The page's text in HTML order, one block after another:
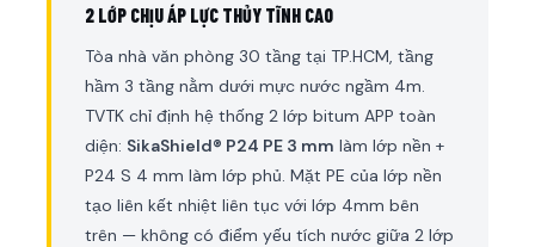
2 LỚP CHỊU ÁP LỰC THỦY TĨNH CAO
Tòa nhà văn phòng 30 tầng tại TP.HCM, tầng
hầm 3 tầng nằm dưới mực nước ngầm 4m.
TVTK chỉ định hệ thống 2 lớp bitum APP toàn
diện: SikaShield® P24 PE 3 mm làm lớp nền +
P24 S 4 mm làm lớp phủ. Mặt PE của lớp nền
tạo liên kết nhiệt liên tục với lớp 4mm bên
trên — không có điểm yếu tích nước giữa 2 lớp